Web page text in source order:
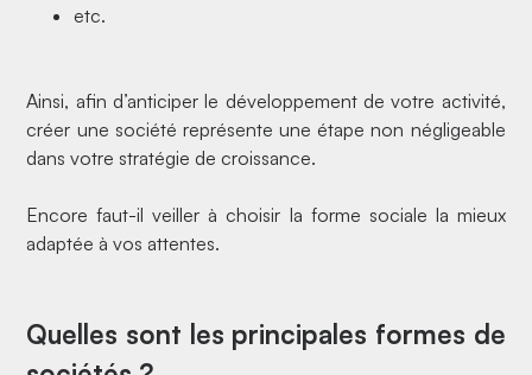
etc.
Ainsi, afin d’anticiper le développement de votre activité,
créer une société représente une étape non négligeable
dans votre stratégie de croissance.
Encore faut-il veiller à choisir la forme sociale la mieux
adaptée à vos attentes.
Quelles sont les principales formes de